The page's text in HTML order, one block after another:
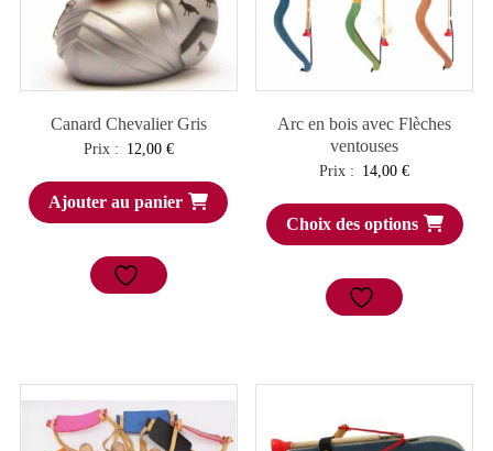
Canard Chevalier Gris
Prix : 12,00 €
Ajouter au panier
Arc en bois avec Flèches
ventouses
Prix : 14,00€
Choix des options